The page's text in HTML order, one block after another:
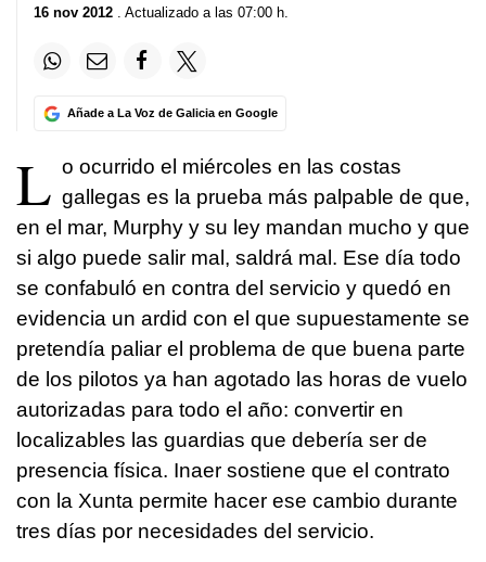
16 nov 2012 . Actualizado a las 07:00 h.
Añade a La Voz de Galicia en Google
L o ocurrido el miércoles en las costas
gallegas es la prueba más palpable de que,
en el mar, Murphy y su ley mandan mucho y que
si algo puede salir mal, saldrá mal. Ese día todo
se confabuló en contra del servicio y quedó en
evidencia un ardid con el que supuestamente se
pretendía paliar el problema de que buena parte
de los pilotos ya han agotado las horas de vuelo
autorizadas para todo el año: convertir en
localizables las guardias que debería ser de
presencia física. Inaer sostiene que el contrato
con la Xunta permite hacer ese cambio durante
tres días por necesidades del servicio.